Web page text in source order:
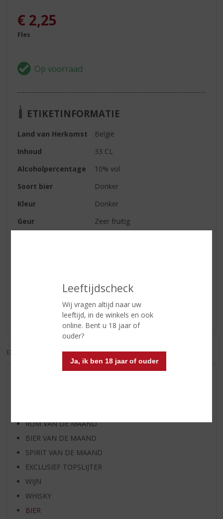
Leeftijdscheck
Wij vragen altijd naar uw
leeftijd, in de winkels en ook
online. Bent u 18 jaar of
ouder?
Ja, ik ben 18 jaar of ouder
€ 2,25
Fles
ETIKETINFORMATIE
Land van Herkomst
België
Inhoud
33 CL
Alcoholpercentage
10% vol
Soort bier
Donker
Kleur
Donker
Geur
Zeer fruitig
Reviews
Er zijn nog geen reviews geplaatst voor dit product
EXCL. BTW INCL. BTW
RUM VAN DE MAAND
BIER VAN DE MAAND
SPIRIT VAN DE MAAND
EXCLUSIEF TOPSLIJTER
WIJN
WHISKY
BIER